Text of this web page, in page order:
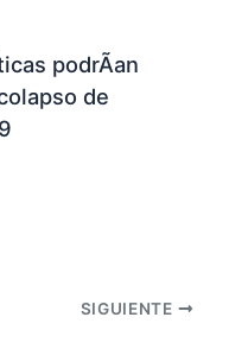
podrÃ­an
de
SIGUIENTE